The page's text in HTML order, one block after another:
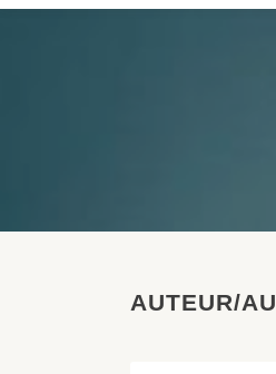
AUTEUR/